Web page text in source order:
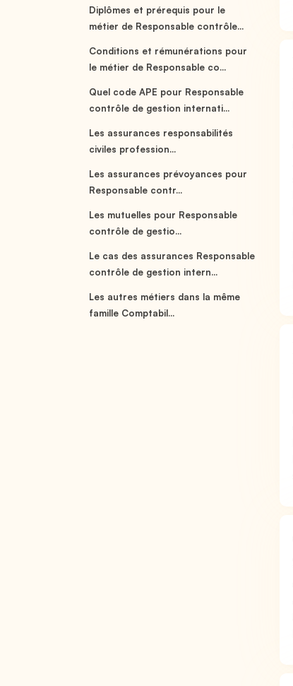
Diplômes et prérequis pour le
métier de Responsable contrôle...
Conditions et rémunérations pour
le métier de Responsable co...
Quel code APE pour Responsable
contrôle de gestion internati...
Les assurances responsabilités
civiles profession...
Les assurances prévoyances pour
Responsable contr...
Les mutuelles pour Responsable
contrôle de gestio...
Le cas des assurances Responsable
contrôle de gestion intern...
Les autres métiers dans la même
famille Comptabil...